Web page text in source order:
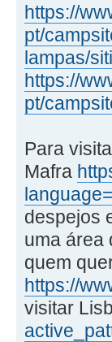
https://
pt/
lampas/
https://
pt/
Para
Mafra
despejos
uma área
quem
https://
visitar